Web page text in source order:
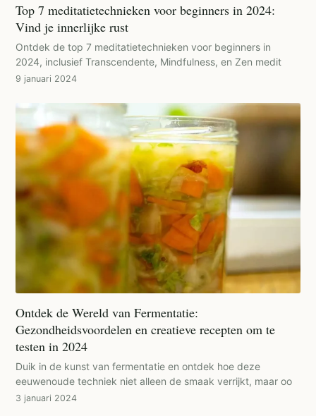
Top 7 meditatietechnieken voor beginners in 2024:
Vind je innerlijke rust
Ontdek de top 7 meditatietechnieken voor beginners in
2024, inclusief Transcendente, Mindfulness, en Zen medit
9 januari 2024
Ontdek de Wereld van Fermentatie:
Gezondheidsvoordelen en creatieve recepten om te
testen in 2024
Duik in de kunst van fermentatie en ontdek hoe deze
eeuwenoude techniek niet alleen de smaak verrijkt, maar oo
3 januari 2024